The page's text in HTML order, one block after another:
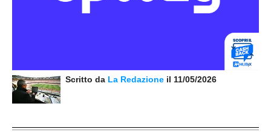
Scritto da La Redazione il 11/05/2026